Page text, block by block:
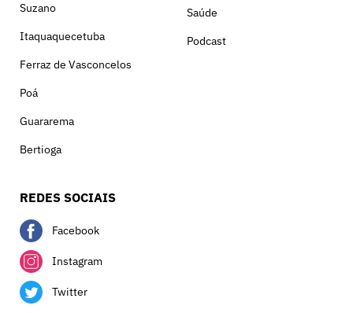
Suzano
Itaquaquecetuba
Ferraz de Vasconcelos
Poá
Guararema
Bertioga
Saúde
Podcast
REDES SOCIAIS
Facebook
Instagram
Twitter